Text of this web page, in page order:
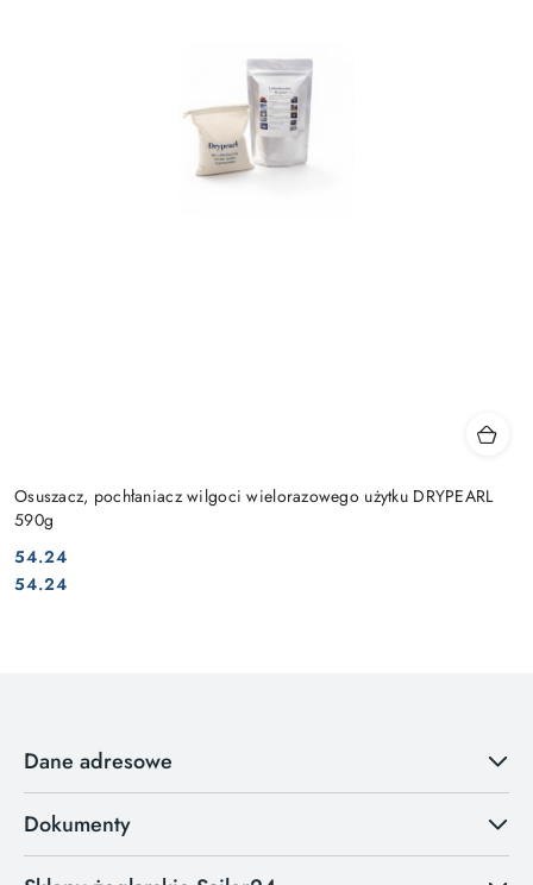
Osuszacz, pochłaniacz wilgoci wielorazowego użytku DRYPEARL
590g
Cena:
54.24
Cena:
54.24
Dane adresowe
Dokumenty